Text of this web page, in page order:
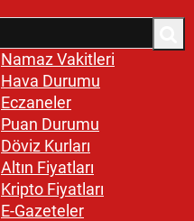
Namaz Vakitleri
Hava Durumu
Eczaneler
Puan Durumu
Döviz Kurları
Altın Fiyatları
Kripto Fiyatları
E-Gazeteler